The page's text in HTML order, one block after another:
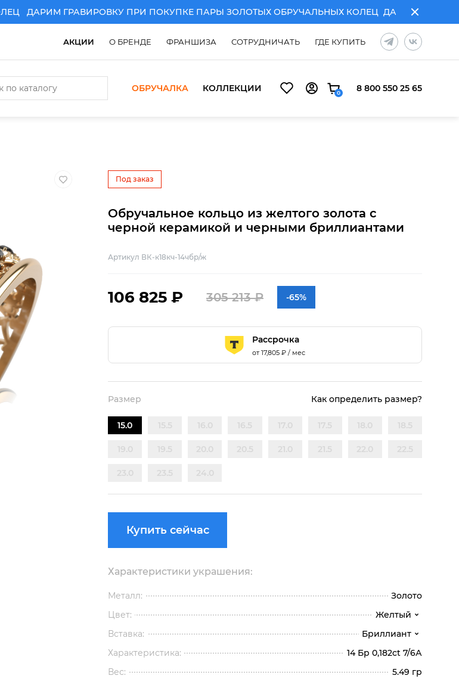
ДАРИМ ГРАВИРОВКУ ПРИ ПОКУПКЕ ПАРЫ ЗОЛОТЫХ ОБРУЧАЛЬНЫХ КОЛЕЦДАРИМ
АКЦИИ О БРЕНДЕ ФРАНШИЗА СОТРУДНИЧАТЬ ГДЕ КУПИТЬ
ОБРУЧАЛКА КОЛЛЕКЦИИ 0 8 800 550 25 65
Под заказ
Обручальное кольцо из желтого золота с
черной керамикой и черными бриллиантами
Артикул ВК-к18кч-14чбр/ж
106 825 ₽ 305 213 ₽ -65%
Рассрочка
от17,805 ₽ / мес
Размер Как определить размер?
15.0
Купить сейчас
Характеристики украшения:
Металл:
Золото
Цвет:
Желтый
Вставка:
Бриллиант
Характеристика:
14 Бр 0,182ct 7/6А
Вес:
5.49 гр